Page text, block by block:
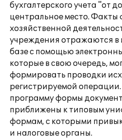
бухгалтерского учета "от
центральное место.
хозяйственной
учреждения отражаются
базе с помощью
которые в свою очередь,
формировать проводки
регистрируемой
программу формы
приближены к типовым
формам, с которыми
и налоговые органы.